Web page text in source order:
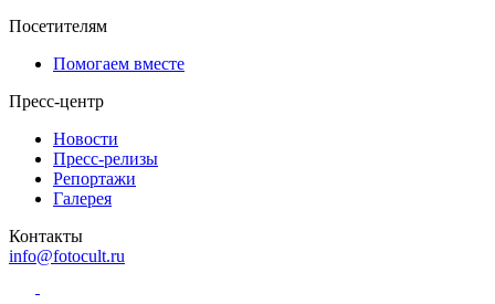
Посетителям
Помогаем вместе
Пресс-центр
Новости
Пресс-релизы
Репортажи
Галерея
Контакты
info@fotocult.ru